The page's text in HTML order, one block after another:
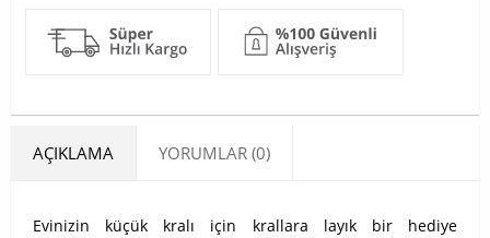
AÇIKLAMA YORUMLAR (0)
Evinizin küçük kralı için krallara layık bir hediye